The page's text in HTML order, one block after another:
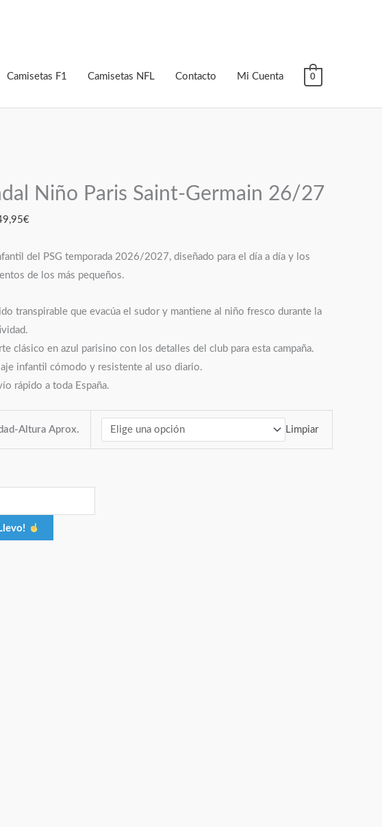
Camisetas F1 Camisetas NFL Contacto Mi Cuenta 0
Niño Paris Saint-Germain 26/27
era:
€
actual
es:
del PSG temporada 2026/2027, diseñado para el día a día y los
de los más pequeños.
transpirable que evacúa el sudor y mantiene al niño fresco durante la
clásico en azul parisino con los detalles del club para esta campaña.
infantil cómodo y resistente al uso diario.
rápido a toda España.
Altura Aprox. Limpiar